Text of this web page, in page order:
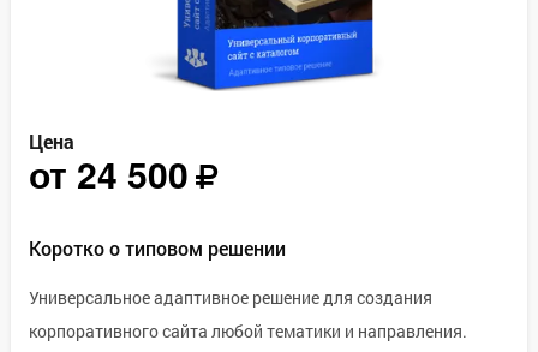
Цена
от 24 500
Коротко о типовом решении
Универсальное адаптивное решение для создания
корпоративного сайта любой тематики и направления.